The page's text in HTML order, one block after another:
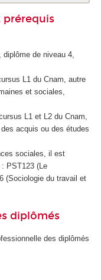
prérequis
de niveau 4,
L1 du Cnam, autre
et sociales,
L1 et L2 du Cnam,
acquis ou des études
sociales, il est
PST123 (Le
(Sociologie du travail et
diplômés
des diplômés